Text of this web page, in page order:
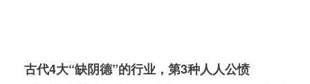
古代4大“缺阴德”的行业，第3种人人公愤